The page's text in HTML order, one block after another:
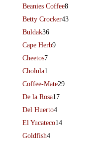
Beanies Coffee8
Betty Crocker43
Buldak36
Cape Herb9
Cheetos7
Cholula1
Coffee-Mate29
De la Rosa17
Del Huerto4
El Yucateco14
Goldfish4